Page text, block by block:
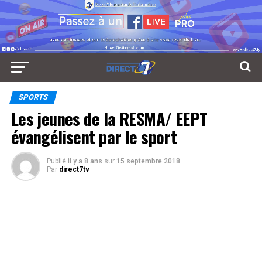
SPORTS
Les jeunes de la RESMA/ EEPT
évangélisent par le sport
Publié il y a 8 ans sur 15 septembre 2018
Par direct7tv